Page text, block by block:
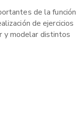
de la función
de ejercicios
y modelar distintos